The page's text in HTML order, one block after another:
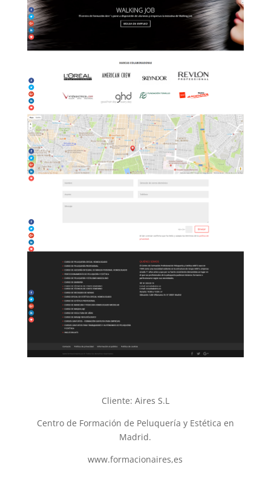
Cliente: Aires S.L
Centro de Formación de Peluquería y Estética en
Madrid.
www.formacionaires,es